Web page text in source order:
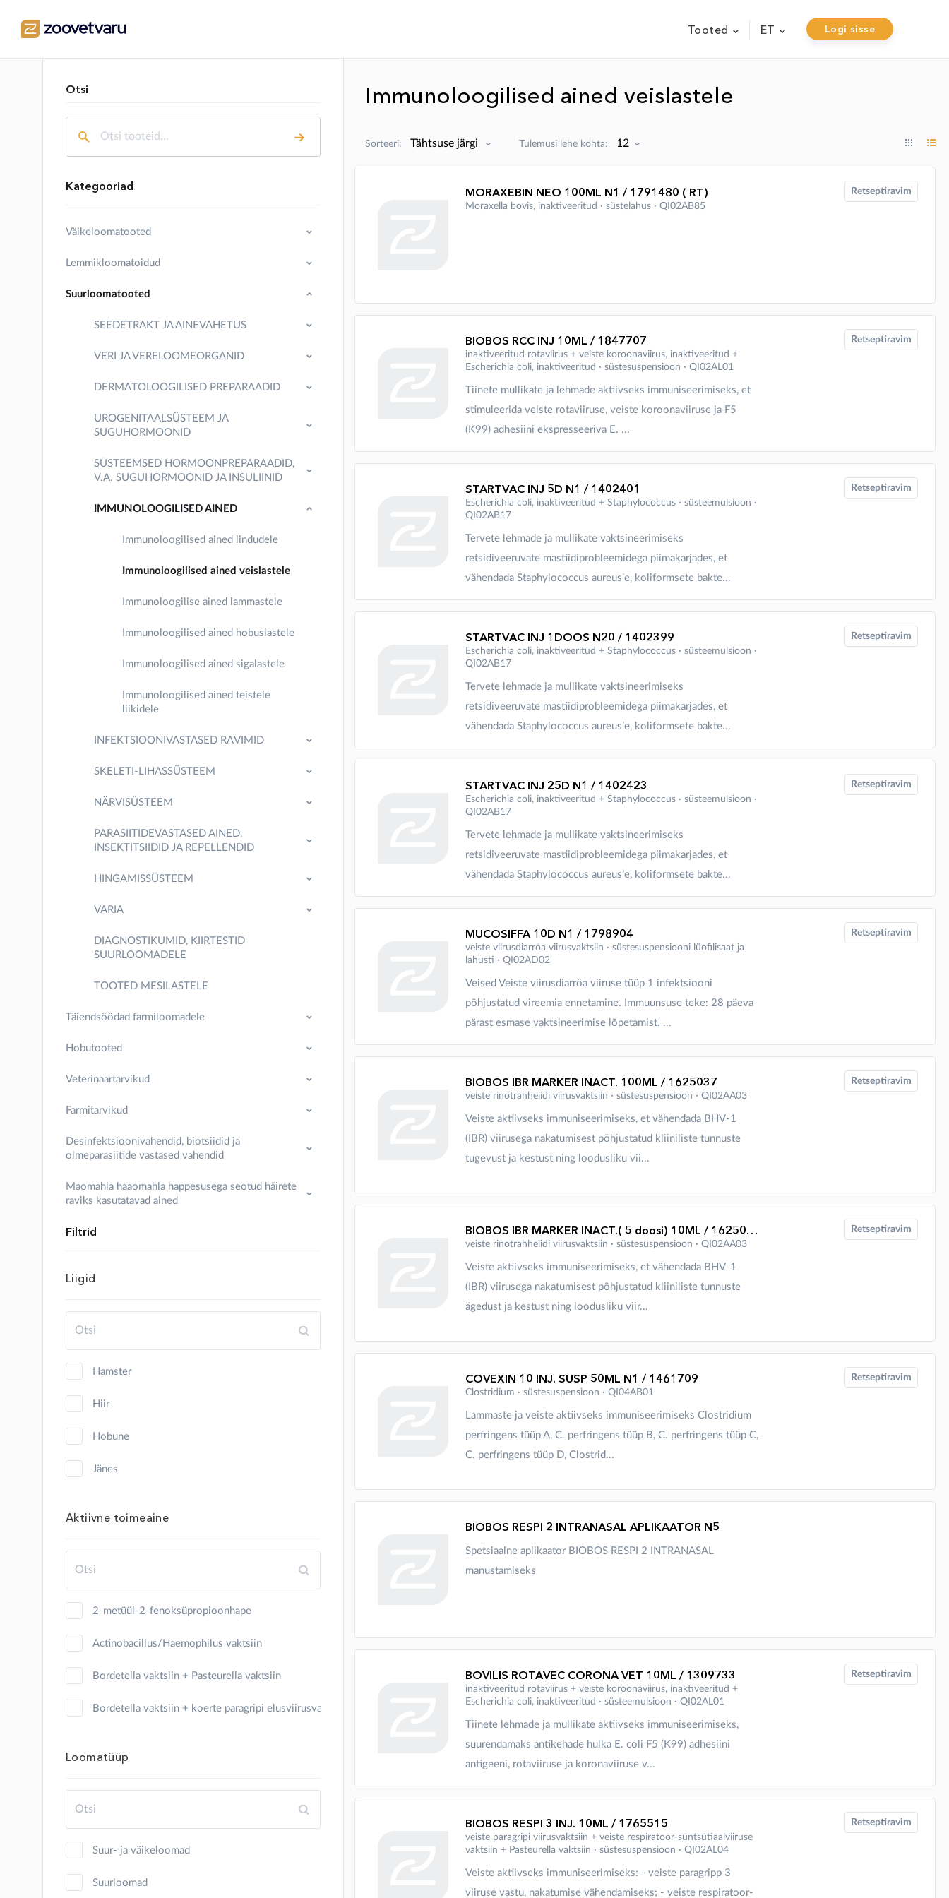
Tooted ET Logi sisse
Otsi
Kategooriad
Väikeloomatooted
Lemmikloomatoidud
Suurloomatooted
SEEDETRAKT JA AINEVAHETUS
VERI JA VERELOOMEORGANID
DERMATOLOOGILISED PREPARAADID
UROGENITAALSÜSTEEM JA
SUGUHORMOONID
SÜSTEEMSED HORMOONPREPARAADID,
V.A. SUGUHORMOONID JA INSULIINID
IMMUNOLOOGILISED AINED
Immunoloogilised ained lindudele
Immunoloogilised ained veislastele
Immunoloogilise ained lammastele
Immunoloogilised ained hobuslastele
Immunoloogilised ained sigalastele
Immunoloogilised ained teistele
liikidele
INFEKTSIOONIVASTASED RAVIMID
SKELETI-LIHASSÜSTEEM
NÄRVISÜSTEEM
PARASIITIDEVASTASED AINED,
INSEKTITSIIDID JA REPELLENDID
HINGAMISSÜSTEEM
VARIA
DIAGNOSTIKUMID, KIIRTESTID
SUURLOOMADELE
TOOTED MESILASTELE
Täiendsöödad farmiloomadele
Hobutooted
Veterinaartarvikud
Farmitarvikud
Desinfektsioonivahendid, biotsiidid ja
olmeparasiitide vastased vahendid
Maomahla haaomahla happesusega seotud häirete
raviks kasutatavad ained
Filtrid
Liigid
hamster
hiir
hobune
jänes
lammas
lind
merisiga
mesilane
Aktiivne toimeaine
2-metüül-2-fenoksüpropioonhape
Actinobacillus/Haemophilus vaktsiin
Bordetella vaktsiin + Pasteurella vaktsiin
Bordetella vaktsiin + koerte paragripi elusviirusvaktsiin
Loomatüüp
Suur- ja väikeloomad
Suurloomad
Immunoloogilised ained veislastele
Sorteeri: Tulemusi lehe kohta:
MORAXEBIN NEO 100ML N1 / 1791480 ( RT)
Moraxella bovis, inaktiveeritud ∙ süstelahus ∙ QI02AB85
Retseptiravim
BIOBOS RCC INJ 10ML / 1847707
inaktiveeritud rotaviirus + veiste koroonaviirus, inaktiveeritud +
Escherichia coli, inaktiveeritud ∙ süstesuspensioon ∙ QI02AL01
Tiinete mullikate ja lehmade aktiivseks immuniseerimiseks, et
stimuleerida veiste rotaviiruse, veiste koroonaviiruse ja F5
(K99) adhesiini ekspresseeriva E. ...
Retseptiravim
STARTVAC INJ 5D N1 / 1402401
Escherichia coli, inaktiveeritud + Staphylococcus ∙ süsteemulsioon ∙
QI02AB17
Tervete lehmade ja mullikate vaktsineerimiseks
retsidiveeruvate mastiidiprobleemidega piimakarjades, et
vähendada Staphylococcus aureus’e, koliformsete bakte...
Retseptiravim
STARTVAC INJ 1DOOS N20 / 1402399
Escherichia coli, inaktiveeritud + Staphylococcus ∙ süsteemulsioon ∙
QI02AB17
Tervete lehmade ja mullikate vaktsineerimiseks
retsidiveeruvate mastiidiprobleemidega piimakarjades, et
vähendada Staphylococcus aureus’e, koliformsete bakte...
Retseptiravim
STARTVAC INJ 25D N1 / 1402423
Escherichia coli, inaktiveeritud + Staphylococcus ∙ süsteemulsioon ∙
QI02AB17
Tervete lehmade ja mullikate vaktsineerimiseks
retsidiveeruvate mastiidiprobleemidega piimakarjades, et
vähendada Staphylococcus aureus’e, koliformsete bakte...
Retseptiravim
MUCOSIFFA 10D N1 / 1798904
veiste viirusdiarröa viirusvaktsiin ∙ süstesuspensiooni lüofilisaat ja
lahusti ∙ QI02AD02
Veised Veiste viirusdiarröa viiruse tüüp 1 infektsiooni
põhjustatud vireemia ennetamine. Immuunsuse teke: 28 päeva
pärast esmase vaktsineerimise lõpetamist. ...
Retseptiravim
BIOBOS IBR MARKER INACT. 100ML / 1625037
veiste rinotrahheiidi viirusvaktsiin ∙ süstesuspensioon ∙ QI02AA03
Veiste aktiivseks immuniseerimiseks, et vähendada BHV-1
(IBR) viirusega nakatumisest põhjustatud kliiniliste tunnuste
tugevust ja kestust ning loodusliku vii...
Retseptiravim
BIOBOS IBR MARKER INACT.( 5 doosi) 10ML / 1625015
veiste rinotrahheiidi viirusvaktsiin ∙ süstesuspensioon ∙ QI02AA03
Veiste aktiivseks immuniseerimiseks, et vähendada BHV-1
(IBR) viirusega nakatumisest põhjustatud kliiniliste tunnuste
ägedust ja kestust ning loodusliku viir...
Retseptiravim
COVEXIN 10 INJ. SUSP 50ML N1 / 1461709
Clostridium ∙ süstesuspensioon ∙ QI04AB01
Lammaste ja veiste aktiivseks immuniseerimiseks Clostridium
perfringens tüüp A, C. perfringens tüüp B, C. perfringens tüüp C,
C. perfringens tüüp D, Clostrid...
Retseptiravim
BIOBOS RESPI 2 INTRANASAL APLIKAATOR N5
Spetsiaalne aplikaator BIOBOS RESPI 2 INTRANASAL
manustamiseks
BOVILIS ROTAVEC CORONA VET 10ML / 1309733
inaktiveeritud rotaviirus + veiste koroonaviirus, inaktiveeritud +
Escherichia coli, inaktiveeritud ∙ süsteemulsioon ∙ QI02AL01
Tiinete lehmade ja mullikate aktiivseks immuniseerimiseks,
suurendamaks antikehade hulka E. coli F5 (K99) adhesiini
antigeeni, rotaviiruse ja koronaviiruse v...
Retseptiravim
BIOBOS RESPI 3 INJ. 10ML / 1765515
veiste paragripi viirusvaktsiin + veiste respiratoor-süntsütiaalviiruse
vaktsiin + Pasteurella vaktsiin ∙ süstesuspensioon ∙ QI02AL04
Veiste aktiivseks immuniseerimiseks: - veiste paragripp 3
viiruse vastu, nakatumise vähendamiseks; - veiste respiratoor-
Retseptiravim